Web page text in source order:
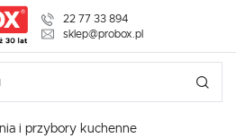
22 77 33 894
sklep@probox.pl
i przybory kuchenne